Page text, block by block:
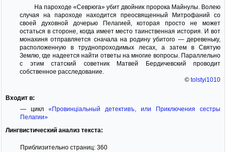
На пароходе «Севрюга» убит двойник пророка Майнулы. Волею
случая на пароходе находится преосвященный Митрофаний со
своей духовной дочерью Пелагией, которая просто не может
остаться в стороне, когда имеет место таинственная история. И вот
монахиня отправляется сначала на родину убитого — деревеньку,
расположенную в труднопроходимых лесах, а затем в Святую
Землю, где надеется найти ответы на многие вопросы. Параллельно
с этим статский советник Матвей Бердичевский проводит
собственное расследование.
© tolstyi1010
Входит в:
— цикл «Провинцiальный детективъ, или Приключения сестры
Пелагии»
Лингвистический анализ текста:
Приблизительно страниц: 360